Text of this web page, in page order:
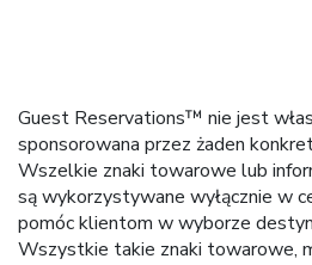
Guest Reservations™ nie jest
sponsorowana przez żaden
Wszelkie znaki towarowe lub
są wykorzystywane wyłącznie w
pomóc klientom w wyborze
Wszystkie takie znaki towarowe,